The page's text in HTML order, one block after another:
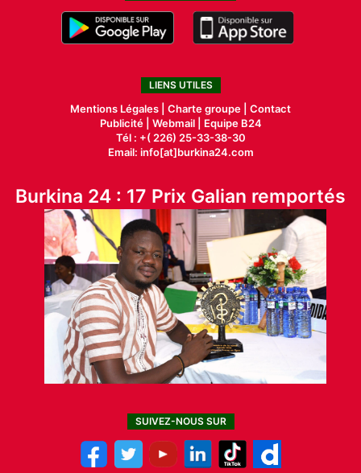
LIENS UTILES
Mentions Légales | Charte groupe | Contact
Publicité| Webmail |
Equipe B24
Tél : +( 226) 25-33-38-30
Email: info[at]burkina24.com
Burkina 24 : 17 Prix Galian remportés
SUIVEZ-NOUS SUR